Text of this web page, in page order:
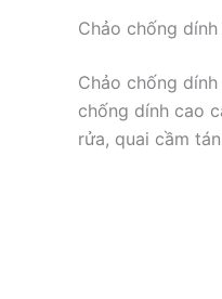
Chảo chống dính
Chảo chống
chống dính cao
rửa, quai cầm